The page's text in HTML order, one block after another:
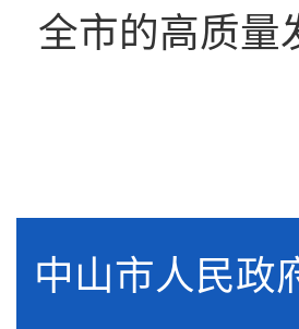
全市的高质量
中山市人民